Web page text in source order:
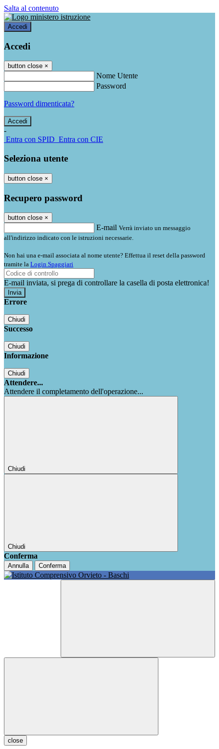
Salta al contenuto
Accedi
Accedi
button close ×
Nome Utente
Password
Password dimenticata?
-
Entra con SPID Entra con CIE
Seleziona utente
button close ×
Recupero password
button close ×
E-mail Verrà inviato un messaggio
all'indirizzo indicato con le istruzioni necessarie.
Non hai una e-mail associata al nome utente? Effettua il reset della password
tramite la Login Spaggiari
E-mail inviata, si prega di controllare la casella di posta elettronica!
Errore
Chiudi
Successo
Chiudi
Informazione
Chiudi
Attendere...
Attendere il completamento dell'operazione...
Chiudi
Chiudi
Conferma
Annulla Conferma
close